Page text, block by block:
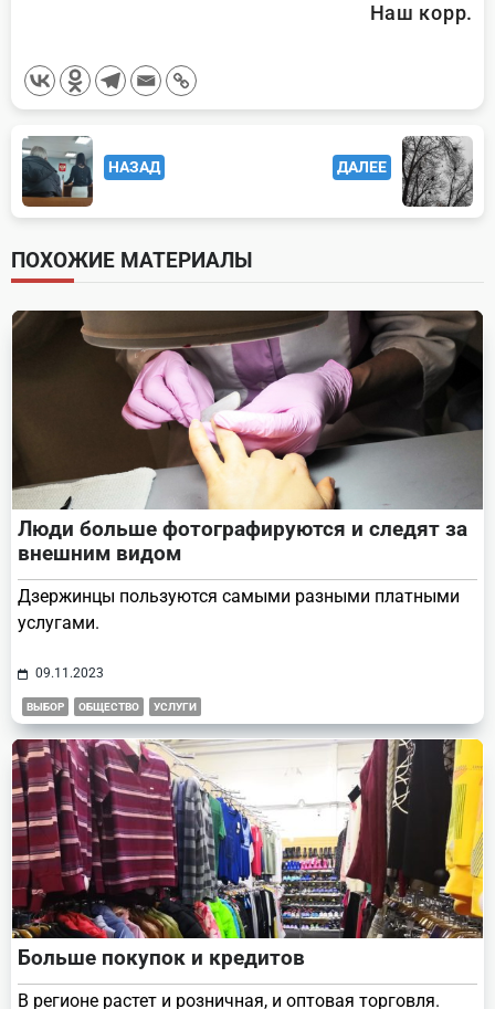
Наш корр.
<span
class="nav-
subtitle
screen-
reader-
text">Page</span>
НАЗАД ДАЛЕЕ
ПОХОЖИЕ МАТЕРИАЛЫ
Люди больше фотографируются и следят за
внешним видом
Дзержинцы пользуются самыми разными платными
услугами.
09.11.2023
ВЫБОР ОБЩЕСТВО УСЛУГИ
Больше покупок и кредитов
В регионе растет и розничная, и оптовая торговля.